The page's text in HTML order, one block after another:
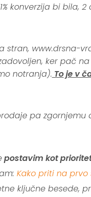
konverzija bi bila,
stran, www.drsna-
ker pač
notranja). To je v
pa zgornjemu
postavim kot
Kako priti na
ključne besede,